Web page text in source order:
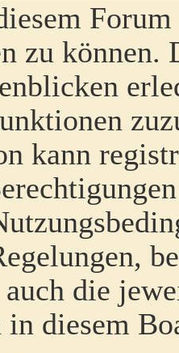
zu
kann
die
diesem